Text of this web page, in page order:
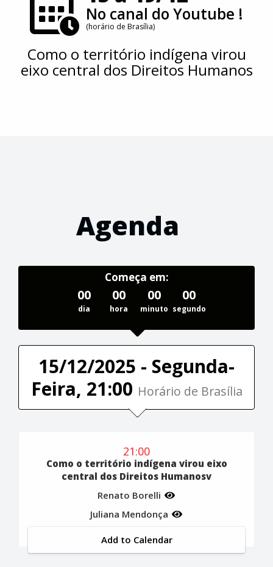
No canal do Youtube !
(horário de Brasília)
Como o território indígena virou
eixo central dos Direitos Humanos
Agenda
Começa em:
00
dia
00
hora
00
minuto
00
segundo
15/12/2025 - Segunda-
Feira, 21:00 Horário de Brasília
21:00
Como o território indígena virou eixo
central dos Direitos Humanosv
Renato Borelli
Juliana Mendonça
Add to Calendar